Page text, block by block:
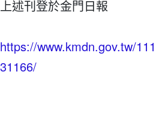
上述刊登於金門日報
https://www.kmdn.gov.tw/
31166/